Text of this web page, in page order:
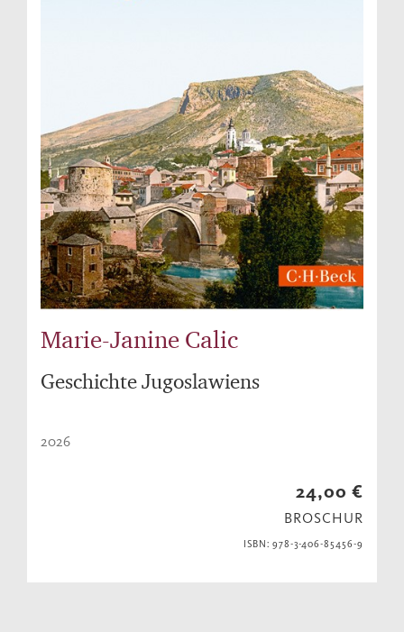
Marie-Janine Calic
Geschichte Jugoslawiens
2026
24,00 €
BROSCHUR
ISBN: 978-3-406-85456-9